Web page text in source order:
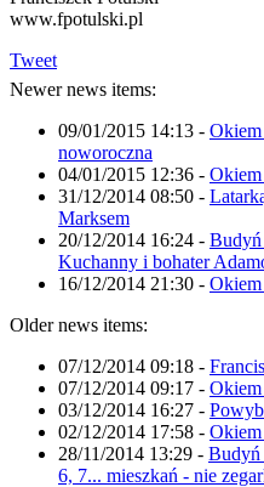
www.fpotulski.pl
Tweet
Newer news items:
09/01/2015 14:13 -
noworoczna
04/01/2015 12:36 -
31/12/2014 08:50 -
Marksem
20/12/2014 16:24 - Budyń
Kuchanny i bohater
16/12/2014 21:30 - Okiem
Older news items:
07/12/2014 09:18 -
07/12/2014 09:17 -
03/12/2014 16:27 -
02/12/2014 17:58 -
28/11/2014 13:29 - Budyń
6, 7... mieszkań - nie